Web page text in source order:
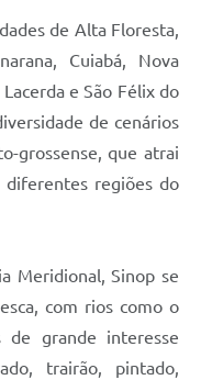
de Alta Floresta,
Cuiabá, Nova
e São Félix do
de cenários
grossense, que atrai
diferentes regiões do
Meridional, Sinop se
com rios como o
de grande interesse
trairão, pintado,